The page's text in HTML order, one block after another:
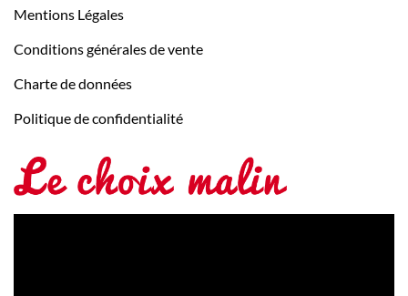
Mentions Légales
Conditions générales de vente
Charte de données
Politique de confidentialité